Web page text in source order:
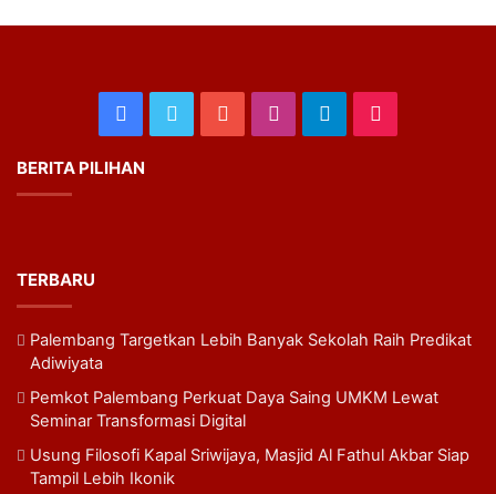
Facebook
Twitter YouTubeInstagram
Telegram
BERITA PILIHAN
TERBARU
Palembang Targetkan Lebih Banyak Sekolah Raih Predikat
Adiwiyata
Pemkot Palembang Perkuat Daya Saing UMKM Lewat
Seminar Transformasi Digital
Usung Filosofi Kapal Sriwijaya, Masjid Al Fathul Akbar Siap
Tampil Lebih Ikonik